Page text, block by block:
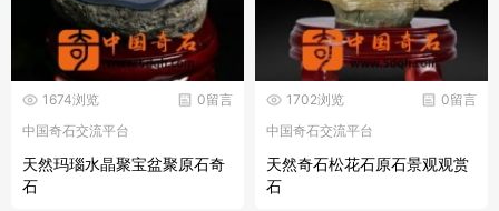
0留言
1674浏览
中国奇石交流平台
天然玛瑙水晶聚宝盆聚原石奇
石
0留言
1702浏览
中国奇石交流平台
天然奇石松花石原石景观观赏
石